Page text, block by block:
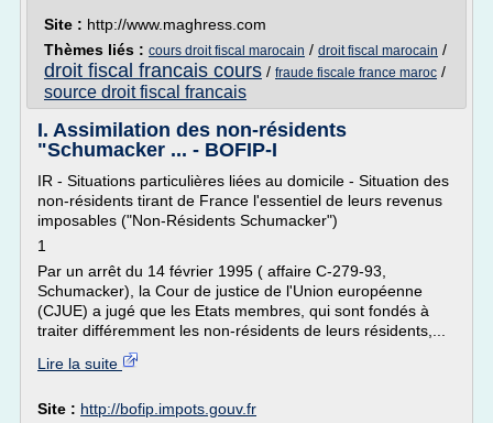
Site : http://www.maghress.com
Thèmes liés : cours droit fiscal marocain / droit fiscal marocain /
droit fiscal francais cours / fraude fiscale france maroc /
source droit fiscal francais
I. Assimilation des non-résidents
"Schumacker ... - BOFIP-I
IR - Situations particulières liées au domicile - Situation des
non-résidents tirant de France l'essentiel de leurs revenus
imposables ("Non-Résidents Schumacker")
1
Par un arrêt du 14 février 1995 ( affaire C-279-93,
Schumacker), la Cour de justice de l'Union européenne
(CJUE) a jugé que les Etats membres, qui sont fondés à
traiter différemment les non-résidents de leurs résidents,...
Lire la suite
Site : http://bofip.impots.gouv.fr